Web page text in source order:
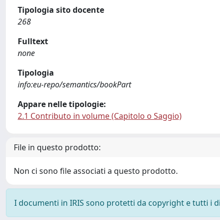
Tipologia sito docente
268
Fulltext
none
Tipologia
info:eu-repo/semantics/bookPart
Appare nelle tipologie:
2.1 Contributo in volume (Capitolo o Saggio)
File in questo prodotto:
Non ci sono file associati a questo prodotto.
I documenti in IRIS sono protetti da copyright e tutti i